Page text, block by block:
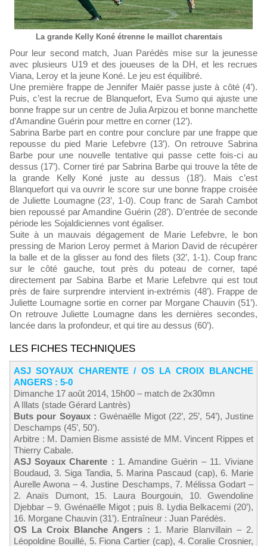
La grande Kelly Koné étrenne le maillot charentais
Pour leur second match, Juan Parédès mise sur la jeunesse
avec plusieurs U19 et des joueuses de la DH, et les recrues
Viana, Leroy et la jeune Koné. Le jeu est équilibré.
Une première frappe de Jennifer Maiër passe juste à côté (4’).
Puis, c’est la recrue de Blanquefort, Eva Sumo qui ajuste une
bonne frappe sur un centre de Julia Arpizou et bonne manchette
d’Amandine Guérin pour mettre en corner (12’).
Sabrina Barbe part en contre pour conclure par une frappe que
repousse du pied Marie Lefebvre (13’). On retrouve Sabrina
Barbe pour une nouvelle tentative qui passe cette fois-ci au
dessus (17’). Corner tiré par Sabrina Barbe qui trouve la tête de
la grande Kelly Koné juste au dessus (18’). Mais c’est
Blanquefort qui va ouvrir le score sur une bonne frappe croisée
de Juliette Loumagne (23’, 1-0). Coup franc de Sarah Cambot
bien repoussé par Amandine Guérin (28’). D’entrée de seconde
période les Sojaldiciennes vont égaliser.
Suite à un mauvais dégagement de Marie Lefebvre, le bon
pressing de Marion Leroy permet à Marion David de récupérer
la balle et de la glisser au fond des filets (32’, 1-1). Coup franc
sur le côté gauche, tout près du poteau de corner, tapé
directement par Sabina Barbe et Marie Lefebvre qui est tout
près de faire surprendre intervient in-extrémis (48’). Frappe de
Juliette Loumagne sortie en corner par Morgane Chauvin (51’).
On retrouve Juliette Loumagne dans les dernières secondes,
lancée dans la profondeur, et qui tire au dessus (60’).
LES FICHES TECHNIQUES
ASJ SOYAUX CHARENTE / OS LA CROIX BLANCHE
ANGERS : 5-0
Dimanche 17 août 2014, 15h00 – match de 2x30mn
A Illats (stade Gérard Lantrès)
Buts pour Soyaux : Gwénaëlle Migot (22’, 25’, 54’), Justine
Deschamps (45’, 50’).
Arbitre : M. Damien Bisme assisté de MM. Vincent Rippes et
Thierry Cabale.
ASJ Soyaux Charente : 1. Amandine Guérin – 11. Viviane
Boudaud, 3. Siga Tandia, 5. Marina Pascaud (cap), 6. Marie
Aurelle Awona – 4. Justine Deschamps, 7. Mélissa Godart –
2. Anaïs Dumont, 15. Laura Bourgouin, 10. Gwendoline
Djebbar – 9. Gwénaëlle Migot ; puis 8. Lydia Belkacemi (20’),
16. Morgane Chauvin (31’). Entraîneur : Juan Parédès.
OS La Croix Blanche Angers : 1. Marie Blanvillain – 2.
Léopoldine Bouillé, 5. Fiona Cartier (cap), 4. Coralie Crosnier,